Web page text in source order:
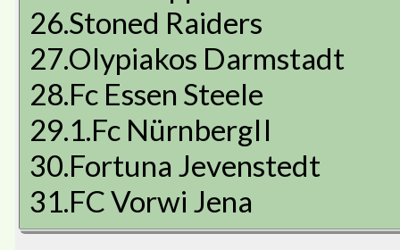
26.Stoned Raiders
27.Olypiakos Darmstadt
28.Fc Essen Steele
29.1.Fc NürnbergII
30.Fortuna Jevenstedt
31.FC Vorwi Jena